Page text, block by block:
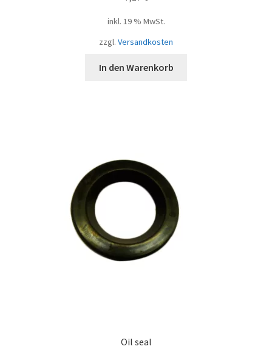
inkl. 19 % MwSt.
zzgl. Versandkosten
In den Warenkorb
Oil seal